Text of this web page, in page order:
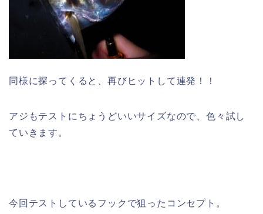
同様に探ってくると、再びヒットして連発！！
アジもテストにちょうどいいサイズなので、色々試し
ていきます。
今回テストしているフックで狙ったコンセプト。